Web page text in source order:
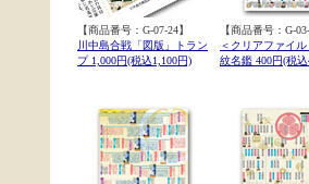
【商品番号：G-07-24】
川中島合戦「図版」トラン
プ 1,000円(税込1,100円)
【商品番号：G-
＜クリアファイ
紋名鑑 400円(税込